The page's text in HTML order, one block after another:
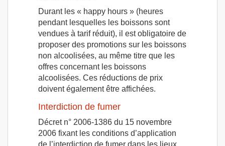
Durant les « happy hours » (heures
pendant lesquelles les boissons sont
vendues à tarif réduit), il est obligatoire de
proposer des promotions sur les boissons
non alcoolisées, au même titre que les
offres concernant les boissons
alcoolisées. Ces réductions de prix
doivent également être affichées.
Interdiction de fumer
Décret n° 2006-1386 du 15 novembre
2006 fixant les conditions d’application
de l’interdiction de fumer dans les lieux